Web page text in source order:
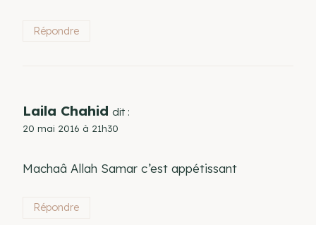
Répondre
Laila Chahid dit :
20 mai 2016 à 21h30
Machaâ Allah Samar c’est appétissant
Répondre